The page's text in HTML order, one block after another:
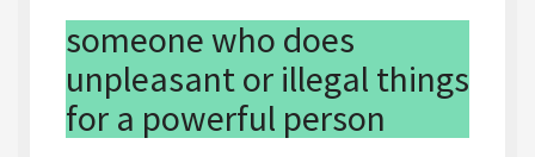
someone who does
unpleasant or illegal things
for a powerful person